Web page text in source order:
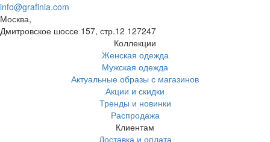
info@grafinia.com
Москва,
Дмитровское шоссе 157, стр.12 127247
Коллекции
Женская одежда
Мужская одежда
Актуальные образы с магазинов
Акции и скидки
Тренды и новинки
Распродажа
Клиентам
Доставка и оплата